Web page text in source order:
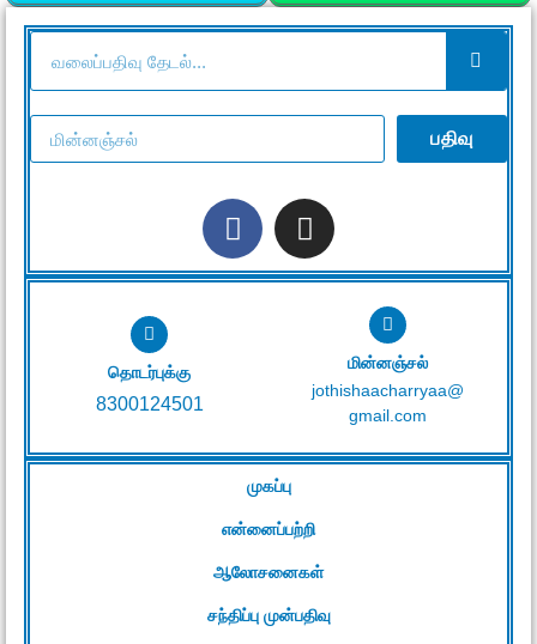
முகப்பு
என்னைப்பற்றி
ஆலோசனைகள்
சந்திப்பு முன்பதிவு
தொடர்புக்கு
8300124501
மின்னஞ்சல்
jothishaacharryaa@
gmail.com
பதிவு